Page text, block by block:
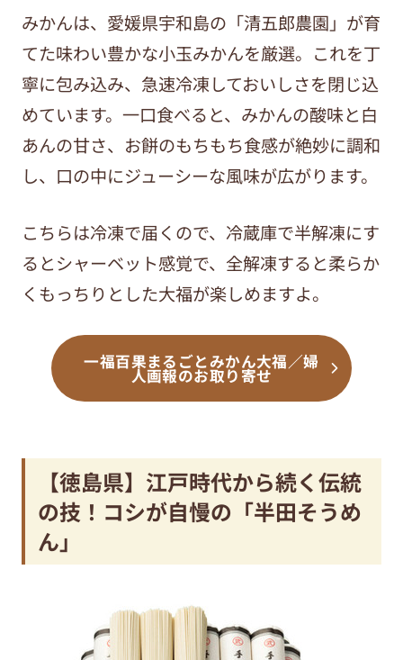
みかんは、愛媛県宇和島の「清五郎農園」が育
てた味わい豊かな小玉みかんを厳選。これを丁
寧に包み込み、急速冷凍しておいしさを閉じ込
めています。一口食べると、みかんの酸味と白
あんの甘さ、お餅のもちもち食感が絶妙に調和
し、口の中にジューシーな風味が広がります。
こちらは冷凍で届くので、冷蔵庫で半解凍にす
るとシャーベット感覚で、全解凍すると柔らか
くもっちりとした大福が楽しめますよ。
一福百果まるごとみかん大福／婦
人画報のお取り寄せ
【徳島県】江戸時代から続く伝統
の技！コシが自慢の「半田そうめ
ん」